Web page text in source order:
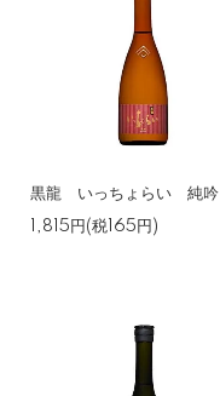
黒龍 いっちょらい 純吟
1,815円(税165円)